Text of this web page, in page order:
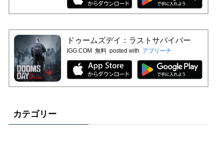
ドゥームズデイ：ラストサバイバー
IGG.COM 無料 posted with アプリーチ
カテゴリー